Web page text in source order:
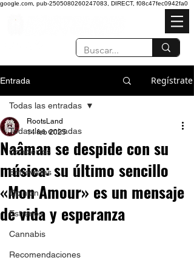
google.com, pub-2505080260247083, DIRECT, f08c47fec0942fa0
Entrada Regístrate
Todas las entradas
Conciertos
Entrevistas
Opinión
Estrenos
Cannabis
Recomendaciones
Todas las entradas
Naâman se despide con su
música: su último sencillo
«Mon Amour» es un mensaje
de vida y esperanza
RootsLand
14 feb 2025